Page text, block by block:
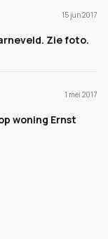
15 jun 2017
Zie foto.
1 mei 2017
woning Ernst